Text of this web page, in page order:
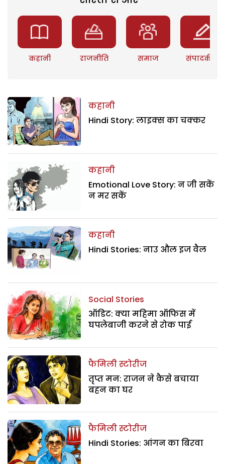
कहानी राजनीति समाज संपादकीय
कहानी
Hindi Story: लाइक्स का चक्कर
कहानी
Emotional Love Story: न जी सकें
न मर सकें
कहानी
Hindi Stories: नाउ औल इज वैल
Social Stories
ऑडिट: क्या महिमा ऑफिस में
घपलेबाजी करने से रोक पाई
फैमिली स्टोरीज
तृप्त मन: राजन ने कैसे बचाया
बहन का घर
फैमिली स्टोरीज
Hindi Stories: आंगन का बिरवा